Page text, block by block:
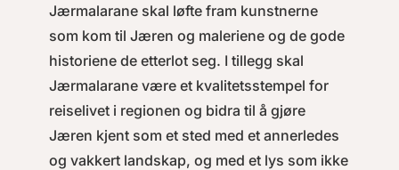
Jærmalarane skal løfte fram kunstnerne
som kom til Jæren og maleriene og de gode
historiene de etterlot seg. I tillegg skal
Jærmalarane være et kvalitetsstempel for
reiselivet i regionen og bidra til å gjøre
Jæren kjent som et sted med et annerledes
og vakkert landskap, og med et lys som ikke